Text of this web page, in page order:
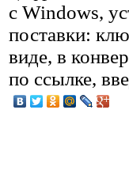
с Windows,
поставки:
виде, в
по ссылке,